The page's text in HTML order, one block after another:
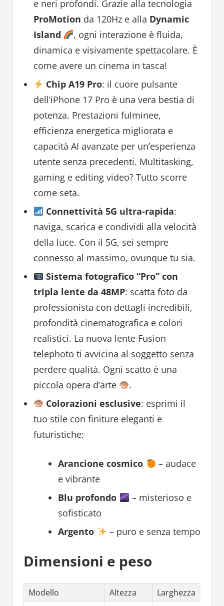
e neri profondi. Grazie alla tecnologia
ProMotion da 120Hz e alla Dynamic
Island
, ogni interazione è fluida,
dinamica e visivamente spettacolare. È
come avere un cinema in tasca!
Chip A19 Pro: il cuore pulsante
dell’iPhone 17 Pro è una vera bestia di
potenza. Prestazioni fulminee,
efficienza energetica migliorata e
capacità AI avanzate per un’esperienza
utente senza precedenti. Multitasking,
gaming e editing video? Tutto scorre
come seta.
Connettività 5G ultra-rapida:
naviga, scarica e condividi alla velocità
della luce. Con il 5G, sei sempre
connesso al massimo, ovunque tu sia.
Sistema fotografico “Pro” con
tripla lente da 48MP: scatta foto da
professionista con dettagli incredibili,
profondità cinematografica e colori
realistici. La nuova lente Fusion
telephoto ti avvicina al soggetto senza
perdere qualità. Ogni scatto è una
piccola opera d’arte
.
Colorazioni esclusive: esprimi il
tuo stile con finiture eleganti e
futuristiche:
Arancione cosmico
– audace
e vibrante
Blu profondo
– misterioso e
sofisticato
Argento
– puro e senza tempo
Dimensioni e peso
Modello Altezza Larghezza